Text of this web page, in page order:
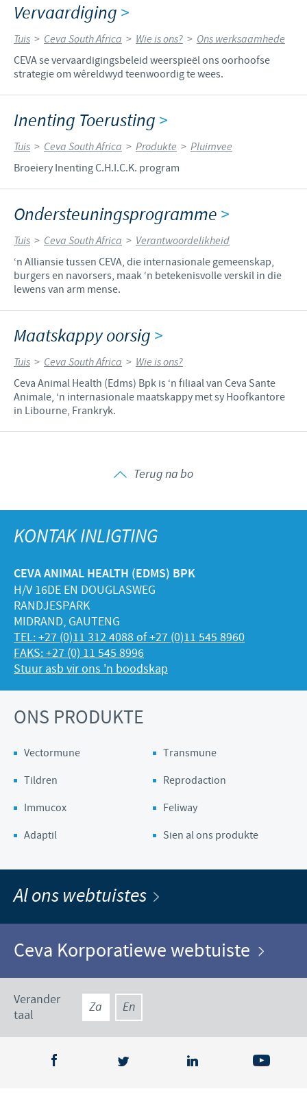
Vervaardiging >
Tuis > Ceva South Africa > Wie is ons? > Ons werksaamhede
CEVA se vervaardigingsbeleid weerspieël ons oorhoofse
strategie om wêreldwyd teenwoordig te wees.
Inenting Toerusting >
Tuis > Ceva South Africa > Produkte > Pluimvee
Broeiery Inenting C.H.I.C.K. program
Ondersteuningsprogramme >
Tuis > Ceva South Africa > Verantwoordelikheid
‘n Alliansie tussen CEVA, die internasionale gemeenskap,
burgers en navorsers, maak ‘n betekenisvolle verskil in die
lewens van arm mense.
Maatskappy oorsig >
Tuis > Ceva South Africa > Wie is ons?
Ceva Animal Health (Edms) Bpk is ‘n filiaal van Ceva Sante
Animale, ‘n internasionale maatskappy met sy Hoofkantore
in Libourne, Frankryk.
Terug na bo
KONTAK INLIGTING
CEVA ANIMAL HEALTH (EDMS) BPK
H/V 16DE EN DOUGLASWEG
RANDJESPARK
MIDRAND, GAUTENG
TEL: +27 (0)11 312 4088 of +27 (0)11 545 8960
FAKS: +27 (0) 11 545 8996
Stuur asb vir ons 'n boodskap
ONS PRODUKTE
Vectormune
Transmune
Tildren
Reprodaction
Immucox
Feliway
Adaptil
Sien al ons produkte
Al ons webtuistes
Ceva Korporatiewe webtuiste
Verander
taal
Za En